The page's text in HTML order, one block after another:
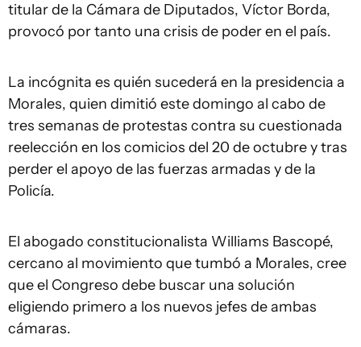
titular de la Cámara de Diputados, Víctor Borda,
provocó por tanto una crisis de poder en el país.
La incógnita es quién sucederá en la presidencia a
Morales, quien dimitió este domingo al cabo de
tres semanas de protestas contra su cuestionada
reelección en los comicios del 20 de octubre y tras
perder el apoyo de las fuerzas armadas y de la
Policía.
El abogado constitucionalista Williams Bascopé,
cercano al movimiento que tumbó a Morales, cree
que el Congreso debe buscar una solución
eligiendo primero a los nuevos jefes de ambas
cámaras.